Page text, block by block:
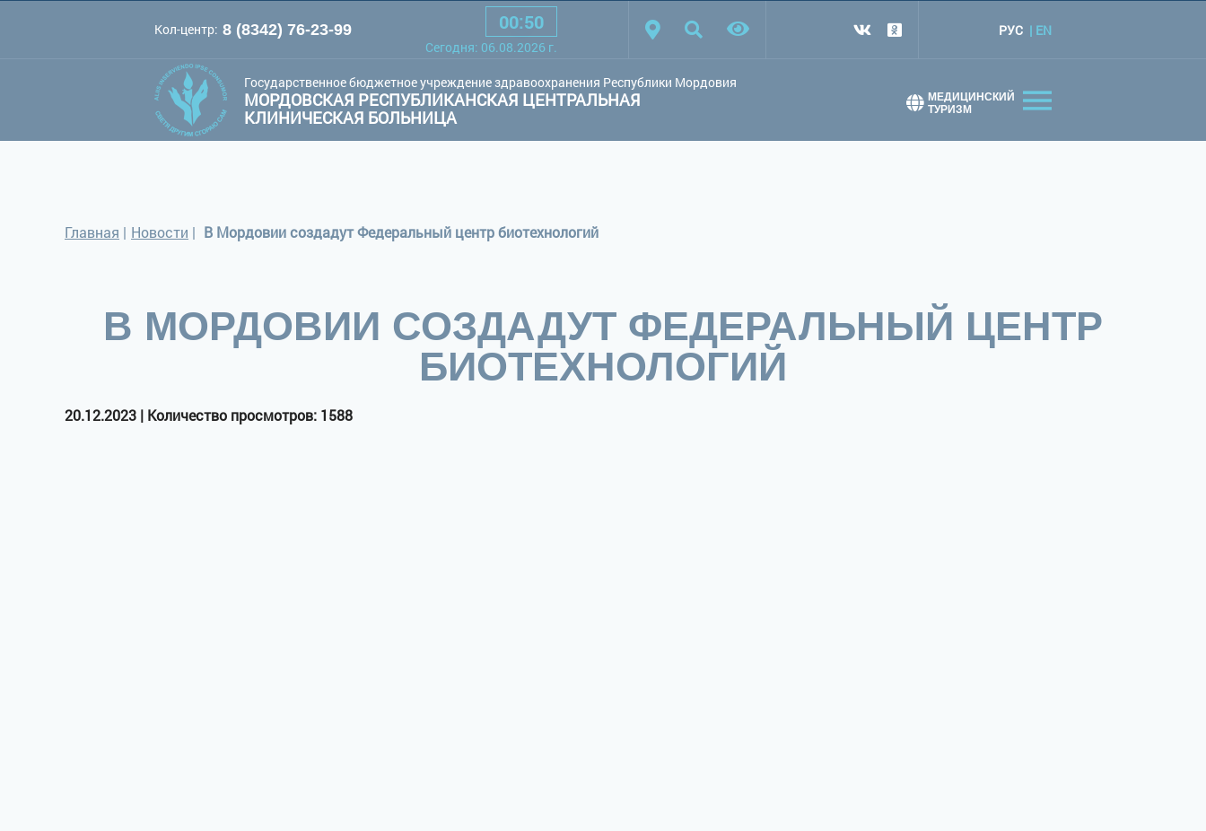
Шрифт: A A A Белая схема Черная схема Обычный сайт
Кол-центр: 8 (8342) 76-23-99 00:50
Cегодня: 06.08.2026 г.
РУС EN
Государственное бюджетное учреждение здравоохранения Республики Мордовия
МОРДОВСКАЯ РЕСПУБЛИКАНСКАЯ ЦЕНТРАЛЬНАЯ
КЛИНИЧЕСКАЯ БОЛЬНИЦА
МЕДИЦИНСКИЙ
ТУРИЗМ
Главная | Новости | В Мордовии создадут Федеральный центр биотехнологий
В МОРДОВИИ СОЗДАДУТ ФЕДЕРАЛЬНЫЙ ЦЕНТР
БИОТЕХНОЛОГИЙ
20.12.2023 | Количество просмотров: 1588